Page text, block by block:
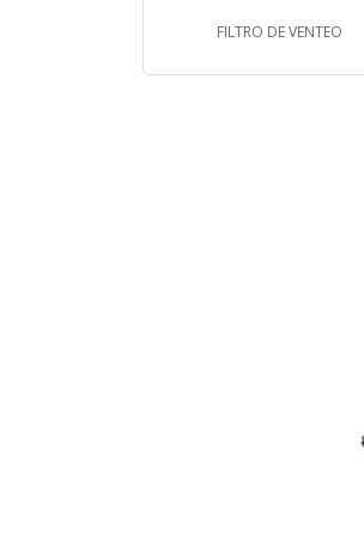
FILTRO DE VENTEO